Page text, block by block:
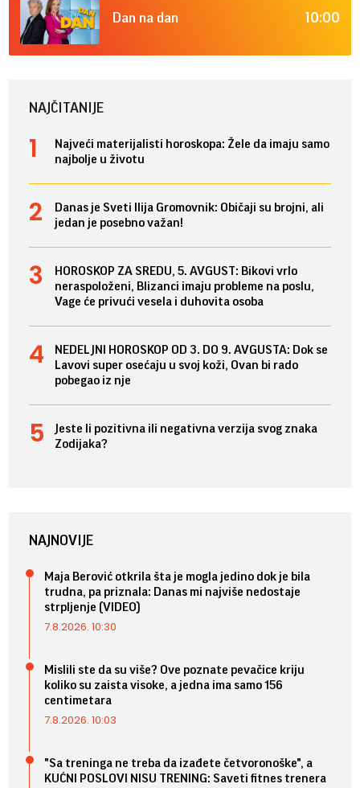
Dan na dan 10:00
NAJČITANIJE
Najveći materijalisti horoskopa: Žele da imaju samo
najbolje u životu
Danas je Sveti Ilija Gromovnik: Običaji su brojni, ali
jedan je posebno važan!
HOROSKOP ZA SREDU, 5. AVGUST: Bikovi vrlo
neraspoloženi, Blizanci imaju probleme na poslu,
Vage će privući vesela i duhovita osoba
NEDELJNI HOROSKOP OD 3. DO 9. AVGUSTA: Dok se
Lavovi super osećaju u svoj koži, Ovan bi rado
pobegao iz nje
Jeste li pozitivna ili negativna verzija svog znaka
Zodijaka?
NAJNOVIJE
Maja Berović otkrila šta je mogla jedino dok je bila
trudna, pa priznala: Danas mi najviše nedostaje
strpljenje (VIDEO)
7.8.2026. 10:30
Mislili ste da su više? Ove poznate pevačice kriju
koliko su zaista visoke, a jedna ima samo 156
centimetara
7.8.2026. 10:03
"Sa treninga ne treba da izađete četvoronoške", a
KUĆNI POSLOVI NISU TRENING: Saveti fitnes trenera